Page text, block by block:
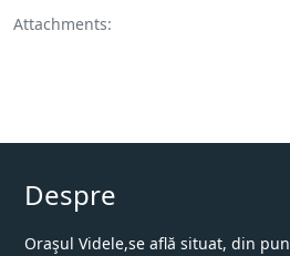
Attachments:
Despre
Oraşul Videle,se află situat, din